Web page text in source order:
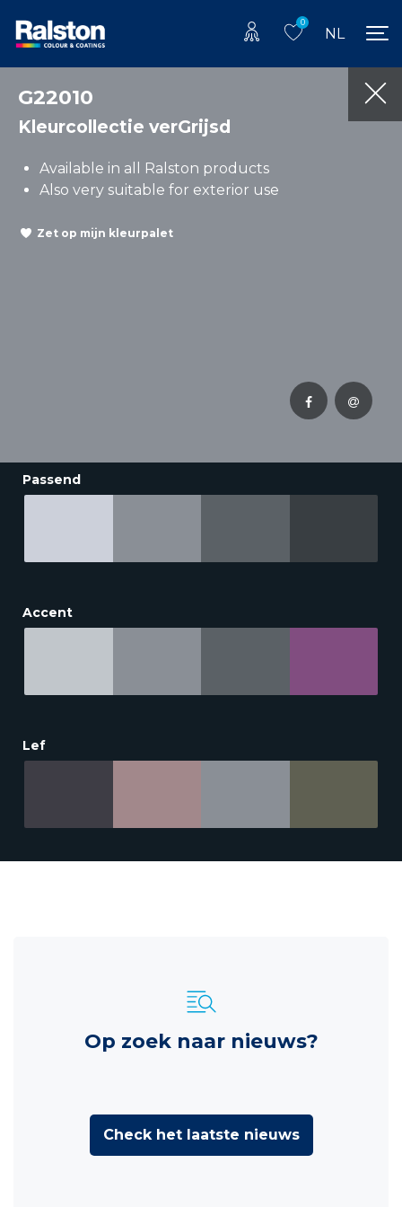
0
NL
G22010
Kleurcollectie verGrijsd
Available in all Ralston products
Also very suitable for exterior use
Zet op mijn kleurpalet
Passend
Accent
Lef
Op zoek naar nieuws?
Check het laatste nieuws